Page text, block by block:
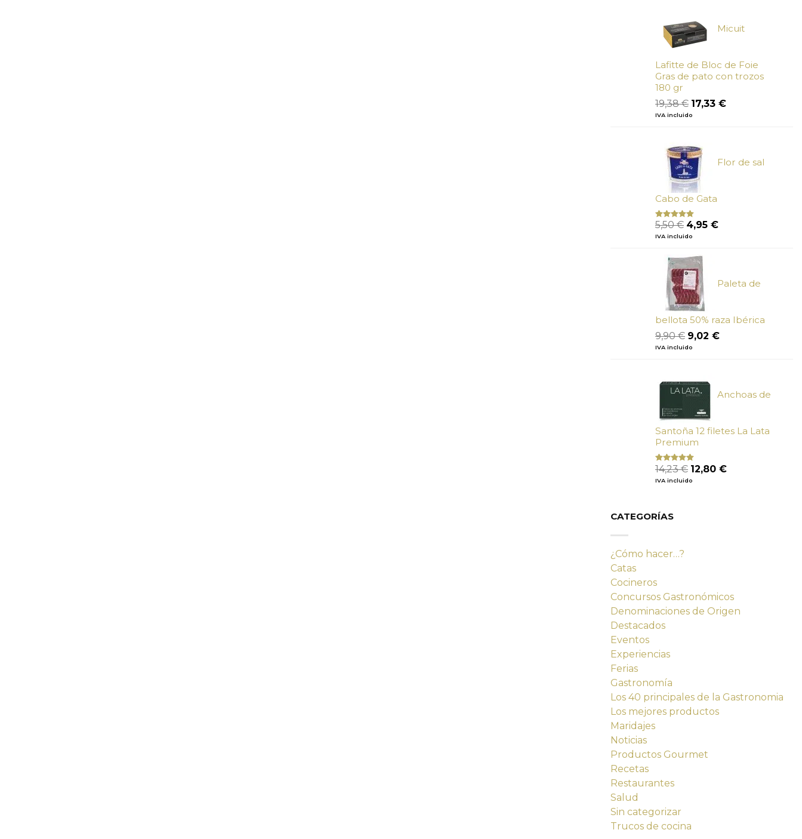
Micuit
Lafitte de Bloc de Foie
Gras de pato con trozos
180 gr
19,38€ El
precio
19,38 €.
17,33 €El
IVA incluido
Flor de sal
Cabo de Gata
Valorado
con
de
5
5,50€ El
precio
era:
5,50 €.
4,95 €El
IVA incluido
Paleta de
bellota 50% raza Ibérica
9,90€ El
precio
9,90 €.
9,02 €El
IVA incluido
Anchoas de
Santoña 12 filetes La Lata
Premium
Valorado
con
de 5
14,23€ El
precio
12,80 €El
IVA incluido
CATEGORÍAS
¿Cómo hacer…?
Catas
Cocineros
Concursos Gastronómicos
Denominaciones de Origen
Destacados
Eventos
Experiencias
Ferias
Gastronomía
Los 40 principales de la Gastronomia
Los mejores productos
Maridajes
Noticias
Productos Gourmet
Recetas
Restaurantes
Salud
Sin categorizar
Trucos de cocina